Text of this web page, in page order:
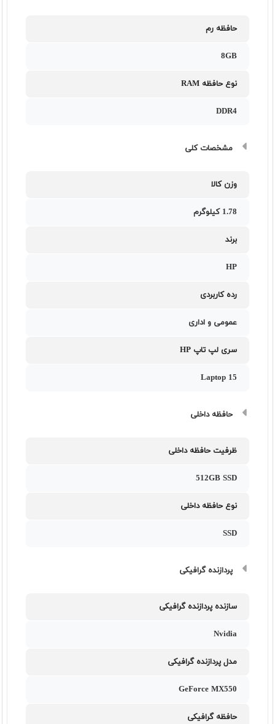
حافظه رم
8GB
نوع حافظه RAM
DDR4
مشخصات کلی
وزن کالا
1.78 کیلوگرم
برند
HP
رده کاربردی
عمومی و اداری
سری لپ تاپ HP
Laptop 15
حافظه داخلی
ظرفیت حافظه داخلی
512GB SSD
نوع حافظه داخلی
SSD
پردازنده گرافیکی
سازنده پردازنده گرافیکی
Nvidia
مدل پردازنده گرافیکی
GeForce MX550
حافظه گرافیکی